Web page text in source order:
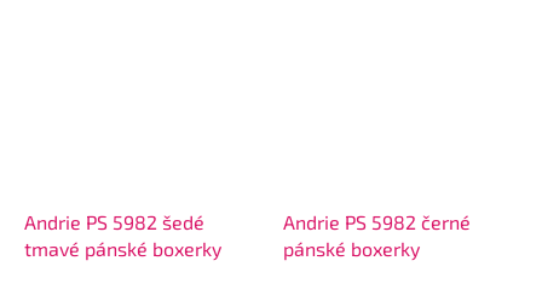
Andrie PS 5982 šedé
tmavé pánské boxerky
Andrie PS 5982 černé
pánské boxerky